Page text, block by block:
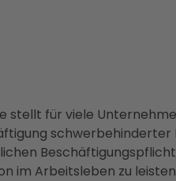
stellt für viele
im Arbeitsleben zu